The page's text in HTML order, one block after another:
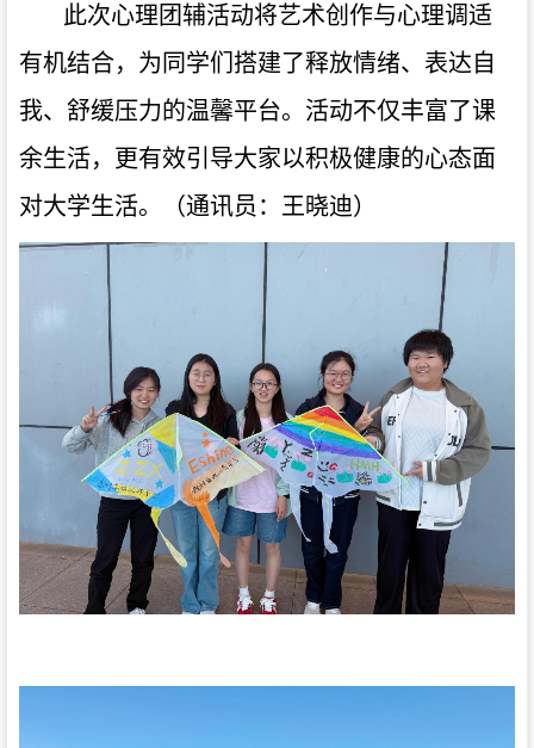
此次心理团辅活动将艺术创作与心理调适
有机结合，为同学们搭建了释放情绪、表达自
我、舒缓压力的温馨平台。活动不仅丰富了课
余生活，更有效引导大家以积极健康的心态面
对大学生活。
（通讯员： 王晓迪）